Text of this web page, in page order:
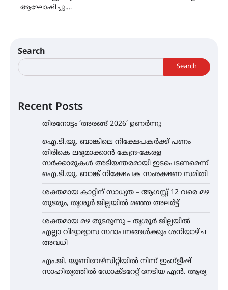
ആഘോഷിച്ചു.…
Search
Search
Recent Posts
തിരനോട്ടം ‘അരങ്ങ് 2026’ ഉണർന്നു
ഐ.ടി.യു. ബാങ്കിലെ നിക്ഷേപകർക്ക് പണം
തിരികെ ലഭ്യമാക്കാൻ കേന്ദ്ര-കേരള
സർക്കാരുകൾ അടിയന്തരമായി ഇടപെടണമെന്ന്
ഐ.ടി.യു. ബാങ്ക് നിക്ഷേപക സംരക്ഷണ സമിതി
ശക്തമായ കാറ്റിന് സാധ്യത – ആഗസ്റ്റ് 12 വരെ മഴ
തുടരും, തൃശൂർ ജില്ലയിൽ മഞ്ഞ അലർട്ട്
ശക്തമായ മഴ തുടരുന്നു – തൃശൂർ ജില്ലയിൽ
എല്ലാ വിദ്യാഭ്യാസ സ്ഥാപനങ്ങൾക്കും ശനിയാഴ്ച
അവധി
എം.ജി. യൂണിവേഴ്‌സിറ്റിയിൽ നിന്ന് ഇംഗ്ളീഷ്
സാഹിത്യത്തിൽ ഡോക്ടറേറ്റ് നേടിയ എൻ. ആര്യ